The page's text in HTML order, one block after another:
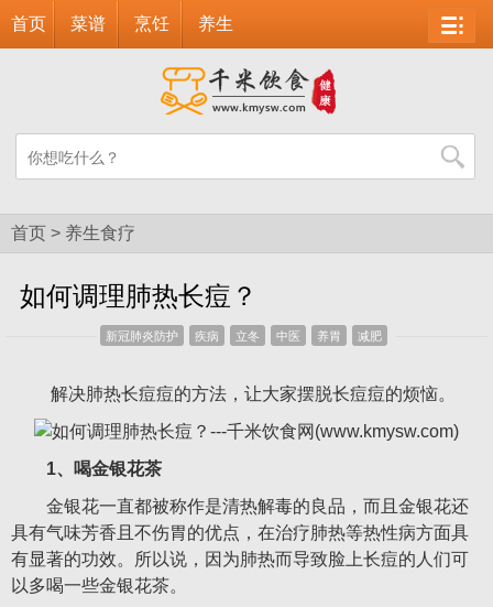
首页 菜谱 烹饪 养生
首页 > 养生食疗
如何调理肺热长痘？
新冠肺炎防护 疾病 立冬 中医 养胃 减肥
解决肺热长痘痘的方法，让大家摆脱长痘痘的烦恼。
1、喝金银花茶
金银花一直都被称作是清热解毒的良品，而且金银花还
具有气味芳香且不伤胃的优点，在治疗肺热等热性病方面具
有显著的功效。所以说，因为肺热而导致脸上长痘的人们可
以多喝一些金银花茶。